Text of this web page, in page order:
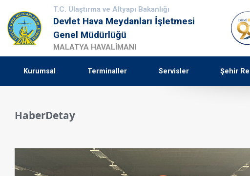
T.C. Ulaştırma ve Altyapı Bakanlığı
Devlet Hava Meydanları İşletmesi
Genel Müdürlüğü
MALATYA HAVALİMANI
Kurumsal Terminaller Servisler Şehir
HaberDetay